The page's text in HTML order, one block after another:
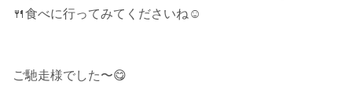
🍴食べに行ってみてくださいね☺︎
ご馳走様でした〜😋